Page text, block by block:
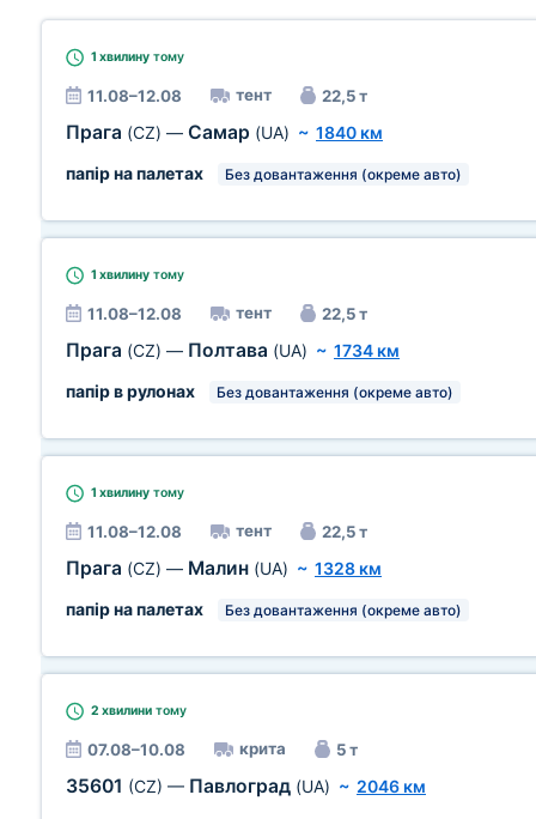
1 хвилину тому
11.08–12.08 тент 22,5 т
Прага (CZ) — Самар (UA) ~ 1840 км
папір на палетах
Без довантаження (окреме авто)
1 хвилину тому
11.08–12.08 тент 22,5 т
Прага (CZ) — Полтава (UA) ~ 1734 км
папір в рулонах
Без довантаження (окреме авто)
1 хвилину тому
11.08–12.08 тент 22,5 т
Прага (CZ) — Малин (UA) ~ 1328 км
папір на палетах
Без довантаження (окреме авто)
2 хвилини тому
07.08–10.08 крита 5 т
35601 (CZ) — Павлоград (UA) ~ 2046 км